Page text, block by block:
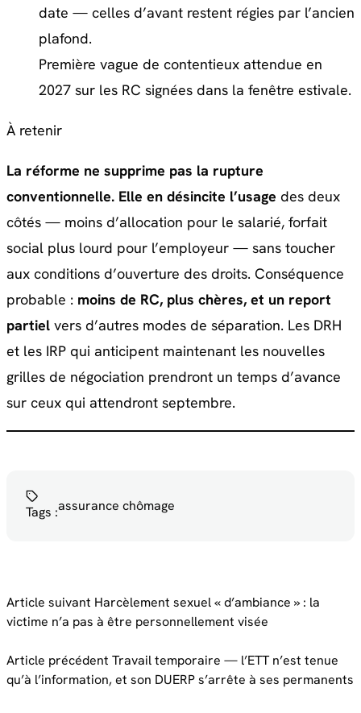
date — celles d’avant restent régies par l’ancien
plafond.
Première vague de contentieux attendue en
2027 sur les RC signées dans la fenêtre estivale.
À retenir
La réforme ne supprime pas la rupture
conventionnelle. Elle en désincite l’usage des deux
côtés — moins d’allocation pour le salarié, forfait
social plus lourd pour l’employeur — sans toucher
aux conditions d’ouverture des droits. Conséquence
probable : moins de RC, plus chères, et un report
partiel vers d’autres modes de séparation. Les DRH
et les IRP qui anticipent maintenant les nouvelles
grilles de négociation prendront un temps d’avance
sur ceux qui attendront septembre.
Tags :assurance chômage
Article suivant Harcèlement sexuel « d’ambiance » : la
victime n’a pas à être personnellement visée
Article précédent Travail temporaire — l’ETT n’est tenue
qu’à l’information, et son DUERP s’arrête à ses permanents